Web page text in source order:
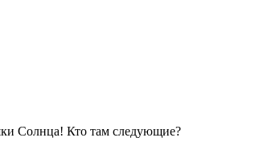
Солнца! Кто там следующие?